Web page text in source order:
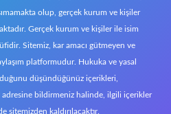
olup, gerçek kurum ve kişiler
Gerçek kurum ve kişiler ile isim
Sitemiz, kar amacı gütmeyen ve
platformudur. Hukuka ve yasal
düşündüğünüz içerikleri,
adresine bildirmeniz halinde, ilgili içerikler
sitemizden kaldırılacaktır.